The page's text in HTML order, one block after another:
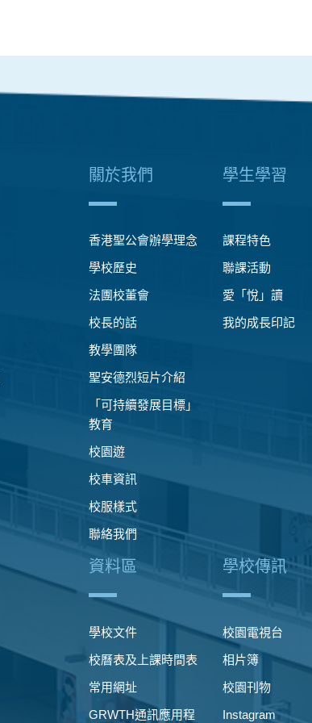
關於我們
香港聖公會辦學理念
學校歷史
法團校董會
校長的話
教學團隊
聖安德烈短片介紹
「可持續發展目標」
教育
校園遊
校車資訊
校服樣式
聯絡我們
學生學習
課程特色
聯課活動
愛「悅」讀
我的成長印記
資料區
學校文件
校曆表及上課時間表
常用網址
GRWTH通訊應用程
學校傳訊
校園電視台
相片簿
校園刊物
Instagram